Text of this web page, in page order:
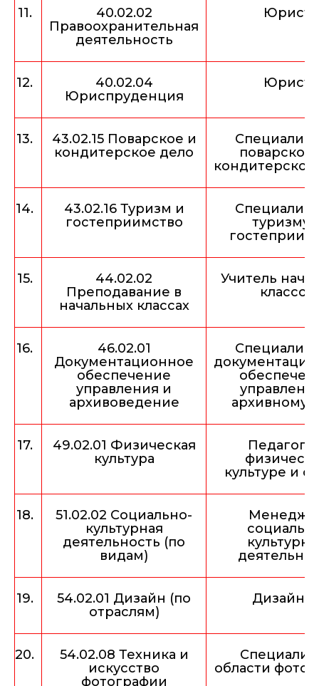
11.
40.02.02
Правоохранительная
деятельность
Юрист
12.
40.02.04
Юриспруденция
Юрист
13.
43.02.15 Поварское и
кондитерское дело
14.
43.02.16 Туризм и
гостеприимство
туризму
15.
44.02.02
Преподавание в
начальных классах
Учитель
классов
16.
46.02.01
Документационное
обеспечение
управления и
архивоведение
архивному
17.
49.02.01 Физическая
культура
Педагог
культуре и
18.
51.02.02 Социально-
культурная
деятельность (по
видам)
19.
54.02.01 Дизайн (по
отраслям)
20.
54.02.08 Техника и
искусство
фотографии
области